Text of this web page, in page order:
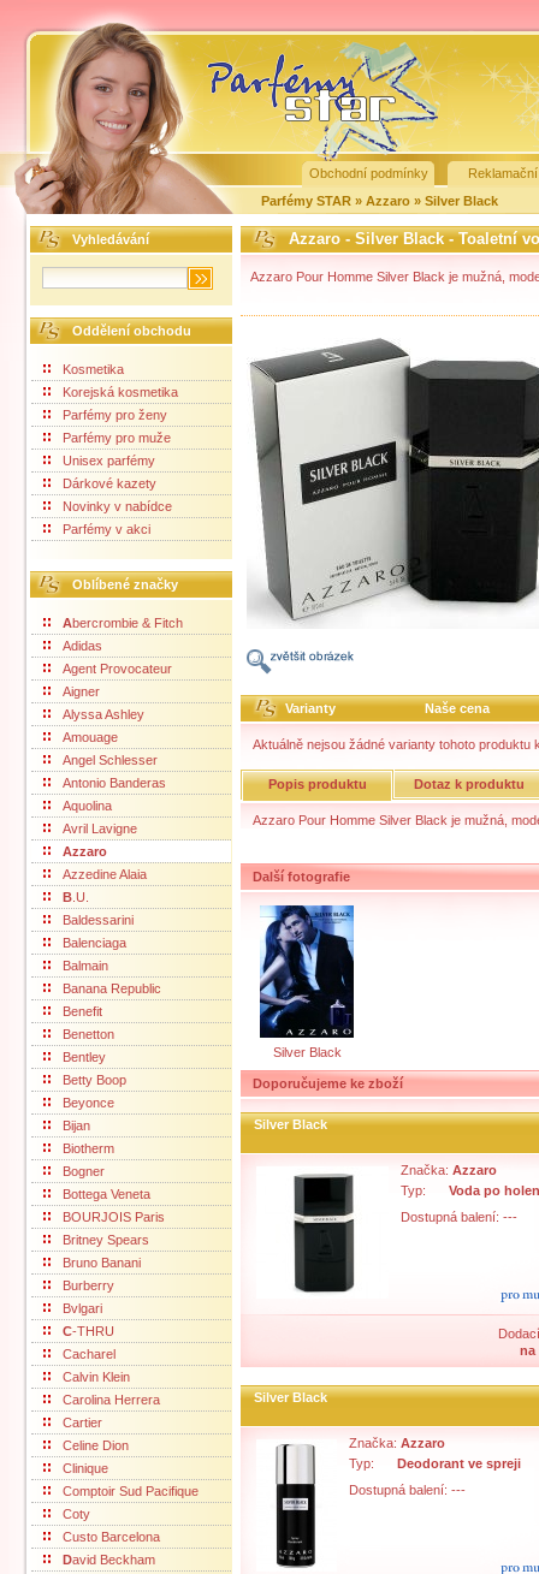
Obchodní podmínky
Parfémy STAR » Azzaro » Silver Black
Vyhledávání
Oddělení obchodu
Kosmetika
Korejská kosmetika
Parfémy pro ženy
Parfémy pro muže
Unisex parfémy
Dárkové kazety
Novinky v nabídce
Parfémy v akci
Oblíbené značky
Abercrombie & Fitch
Adidas
Agent Provocateur
Aigner
Alyssa Ashley
Amouage
Angel Schlesser
Antonio Banderas
Aquolina
Avril Lavigne
Azzaro
Azzedine Alaia
B .U.
Baldessarini
Balenciaga
Balmain
Banana Republic
Benefit
Benetton
Bentley
Betty Boop
Beyonce
Bijan
Biotherm
Bogner
Bottega Veneta
BOURJOIS Paris
Britney Spears
Bruno Banani
Burberry
Bvlgari
C-THRU
Cacharel
Calvin Klein
Carolina Herrera
Cartier
Celine Dion
Clinique
Comptoir Sud Pacifique
Coty
Custo Barcelona
David Beckham
Azzaro - Silver Black - Toaletní
Azzaro Pour Homme Silver Black je mužná,
Varianty Naše cena
Aktuálně nejsou žádné varianty tohoto produktu
Popis produktu Dotaz k produktu
Azzaro Pour Homme Silver Black je mužná,
Další fotografie
Silver Black
Doporučujeme ke zboží
Silver Black
Značka: Azzaro
Typ:
Voda po
Dostupná balení: ---
na
Silver Black
Značka: Azzaro
Typ:
Deodorant ve spreji
Dostupná balení: ---